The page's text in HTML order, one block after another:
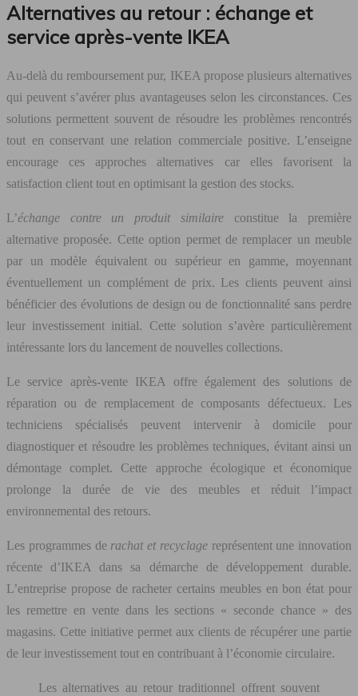
Alternatives au retour : échange et
service après-vente IKEA
Au-delà du remboursement pur, IKEA propose plusieurs alternatives
qui peuvent s’avérer plus avantageuses selon les circonstances. Ces
solutions permettent souvent de résoudre les problèmes rencontrés
tout en conservant une relation commerciale positive. L’enseigne
encourage ces approches alternatives car elles favorisent la
satisfaction client tout en optimisant la gestion des stocks.
L’échange contre un produit similaireconstitue la première
alternative proposée. Cette option permet de remplacer un meuble
par un modèle équivalent ou supérieur en gamme, moyennant
éventuellement un complément de prix. Les clients peuvent ainsi
bénéficier des évolutions de design ou de fonctionnalité sans perdre
leur investissement initial. Cette solution s’avère particulièrement
intéressante lors du lancement de nouvelles collections.
Le service après-vente IKEA offre également des solutions de
réparation ou de remplacement de composants défectueux. Les
techniciens spécialisés peuvent intervenir à domicile pour
diagnostiquer et résoudre les problèmes techniques, évitant ainsi un
démontage complet. Cette approche écologique et économique
prolonge la durée de vie des meubles et réduit l’impact
environnemental des retours.
Les programmes de rachat et recyclagereprésentent une innovation
récente d’IKEA dans sa démarche de développement durable.
L’entreprise propose de racheter certains meubles en bon état pour
les remettre en vente dans les sections « seconde chance » des
magasins. Cette initiative permet aux clients de récupérer une partie
de leur investissement tout en contribuant à l’économie circulaire.
Les alternatives au retour traditionnel offrent souvent